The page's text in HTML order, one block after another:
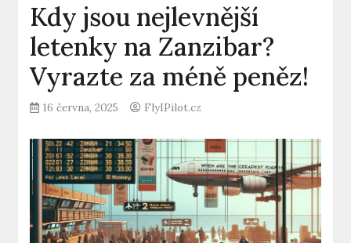
Kdy jsou nejlevnější
letenky na Zanzibar?
Vyrazte za méně peněz!
16 června, 2025 FlyIPilot.cz